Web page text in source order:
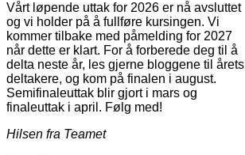
Vårt løpende uttak for 2026 er nå avsluttet
og vi holder på å fullføre kursingen. Vi
kommer tilbake med påmelding for 2027
når dette er klart. For å forberede deg til å
delta neste år, les gjerne bloggene til årets
deltakere, og kom på finalen i august.
Semifinaleuttak blir gjort i mars og
finaleuttak i april. Følg med!
Hilsen fra Teamet